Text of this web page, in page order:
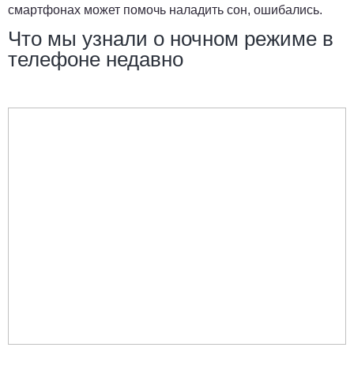
смартфонах может помочь наладить сон, ошибались.
Что мы узнали о ночном режиме в
телефоне недавно